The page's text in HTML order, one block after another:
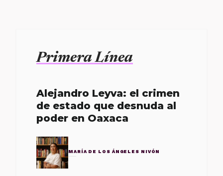
Primera Línea
Alejandro Leyva: el crimen
de estado que desnuda al
poder en Oaxaca
MARÍA DE LOS ÁNGELES NIVÓN